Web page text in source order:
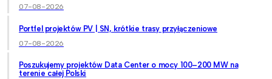
07-08-2026
Portfel projektów PV | SN, krótkie trasy przyłączeniowe
07-08-2026
Poszukujemy projektów Data Center o mocy 100–200 MW na
terenie całej Polski